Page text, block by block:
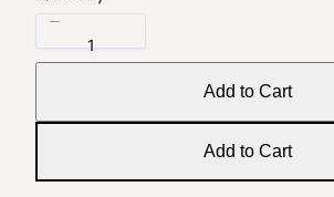
Add to Cart
Add to Cart